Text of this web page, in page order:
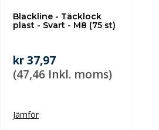
Blackline - Täcklock
plast - Svart - M8 (75 st)
kr 37,97
(47,46 Inkl. moms)
Jämför